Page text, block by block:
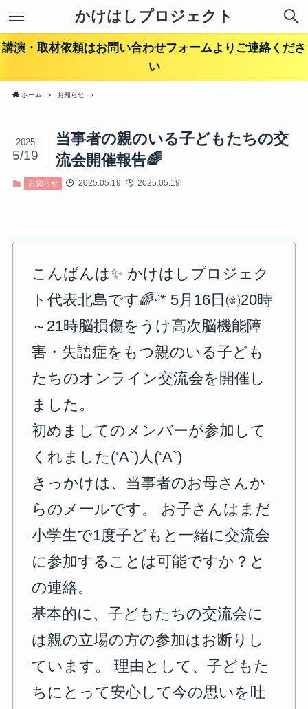
かけはしプロジェクト
講演・取材依頼はお問い合わせフォームよりご連絡くださ
い
ホーム お知らせ
当事者の親のいる子どもたちの交
流会開催報告🌈
2025
5/19
お知らせ 2025.05.19 2025.05.19
こんばんは✨ かけはしプロジェク
ト代表北島です🌈ᵕ̈* 5月16日㈮20時
～21時脳損傷をうけ高次脳機能障
害・失語症をもつ親のいる子ども
たちのオンライン交流会を開催し
ました。
初めましてのメンバーが参加して
くれました(‘A`)人(‘A`)
きっかけは、当事者のお母さんか
らのメールです。 お子さんはまだ
小学生で1度子どもと一緒に交流会
に参加することは可能ですか？と
の連絡。
基本的に、子どもたちの交流会に
は親の立場の方の参加はお断りし
ています。 理由として、子どもた
ちにとって安心して今の思いを吐